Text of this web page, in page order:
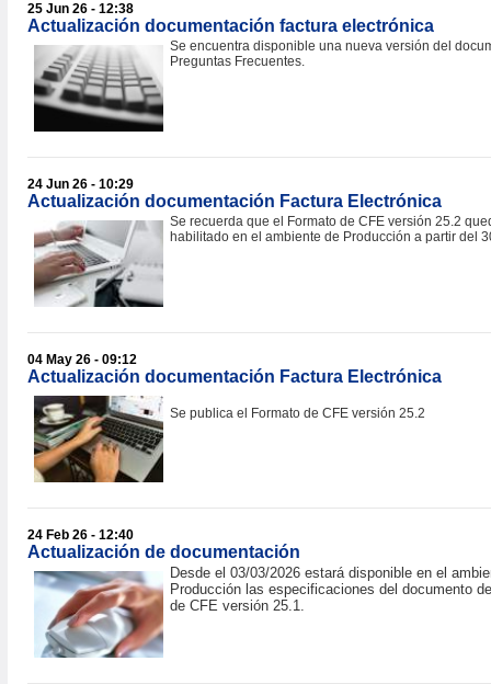
25 Jun 26 - 12:38
Actualización documentación factura electrónica
Se encuentra disponible una nueva versión del
Preguntas Frecuentes.
24 Jun 26 - 10:29
Actualización documentación Factura Electrónica
Se recuerda que el Formato de CFE versión 25.2
habilitado en el ambiente de Producción a partir del
04 May 26 - 09:12
Actualización documentación Factura Electrónica
Se publica el Formato de CFE versión 25.2
24 Feb 26 - 12:40
Actualización de documentación
Desde el 03/03/2026 estará disponible en el
Producción las especificaciones del documento
de CFE versión 25.1.